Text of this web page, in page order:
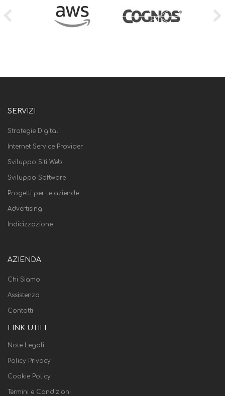
SERVIZI
Strategie Digitali
Internet Service Provider
Sviluppo Siti Web
Sviluppo Software
Progetti per le aziende
Advertising
Indicizzazione
AZIENDA
Chi Siamo
Assistenza
Contatti
LINK UTILI
Note Legali
Policy Privacy
Cookie Policy
Termini e Condizioni